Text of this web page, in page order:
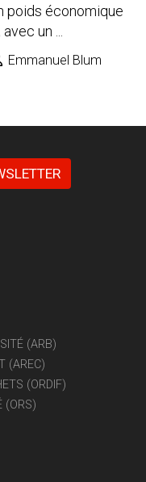
poids économique
un ...
Emmanuel Blum
(ARB)
(AREC)
(ORDIF)
(ORS)